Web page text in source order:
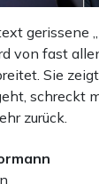
gerissene
von fast
Sie
schreckt
zurück.